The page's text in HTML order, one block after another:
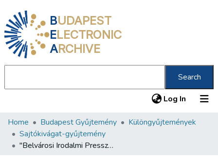
BUDAPEST
ELECTRONIC
ARCHIVE
Search
Log In (current)
Communities & Collections
All of DSpace
Home Budapest Gyűjtemény
Különgyűjtemények
Sajtókivágat-gyűjtemény
"Belvárosi Irodalmi Presszós"